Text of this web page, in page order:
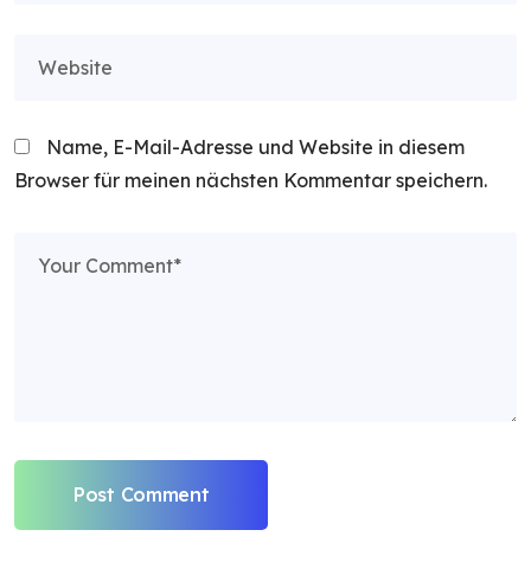
Name, E-Mail-Adresse und Website in diesem
Browser für meinen nächsten Kommentar speichern.
Post Comment